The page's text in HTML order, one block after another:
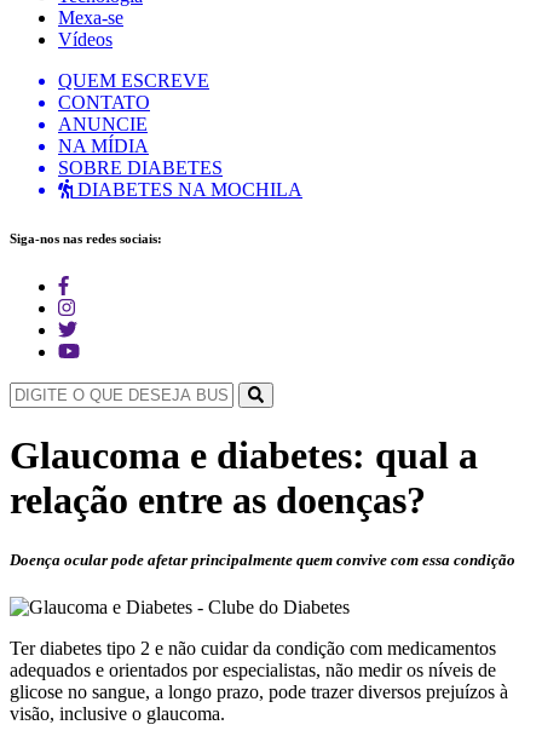
Mexa-se
Vídeos
QUEM ESCREVE
CONTATO
ANUNCIE
NA MÍDIA
SOBRE DIABETES
DIABETES NA MOCHILA
Siga-nos nas redes sociais:
Glaucoma e diabetes: qual a
relação entre as doenças?
Doença ocular pode afetar principalmente quem convive com essa condição
Ter diabetes tipo 2 e não cuidar da condição com medicamentos
adequados e orientados por especialistas, não medir os níveis de
glicose no sangue, a longo prazo, pode trazer diversos prejuízos à
visão, inclusive o glaucoma.